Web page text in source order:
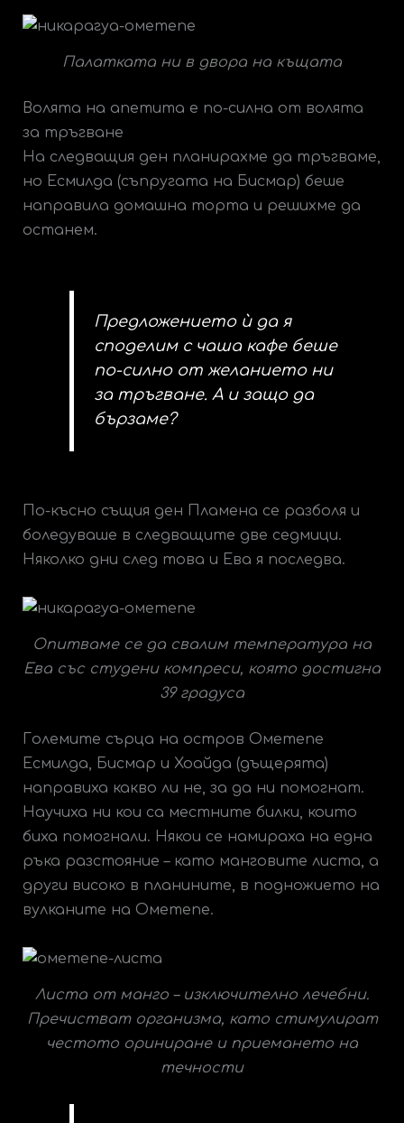
Палатката ни в двора на къщата
Волята на апетита е по-силна от волята
за тръгване
На следващия ден планирахме да тръгваме,
но Есмилда (съпругата на Бисмар) беше
направила домашна торта и решихме да
останем.
Предложението ѝ да я
споделим с чаша кафе беше
по-силно от желанието ни
за тръгване. А и защо да
бързаме?
По-късно същия ден Пламена се разболя и
боледуваше в следващите две седмици.
Няколко дни след това и Ева я последва.
Опитваме се да свалим температура на
Ева със студени компреси, която достигна
39 градуса
Големите сърца на остров Ометепе
Есмилда, Бисмар и Хоайда (дъщерята)
направиха какво ли не, за да ни помогнат.
Научиха ни кои са местните билки, които
биха помогнали. Някои се намираха на една
ръка разстояние – като манговите листа, а
други високо в планините, в подножието на
вулканите на Ометепе.
Листа от манго – изключително лечебни.
Пречистват организма, като стимулират
честото ориниране и приемането на
течности